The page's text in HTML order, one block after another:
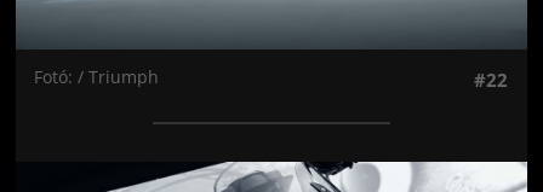
Fotó: / Triumph #22